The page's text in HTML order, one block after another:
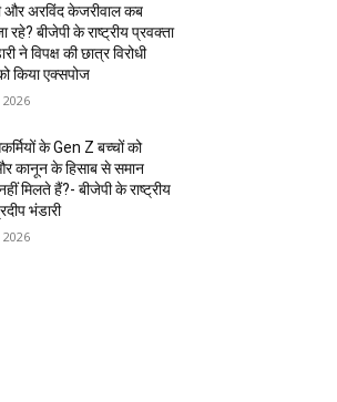
और अरविंद केजरीवाल कब
बीजेपी के राष्ट्रीय प्रवक्ता
ने विपक्ष की छात्र विरोधी
किया एक्सपोज
के Gen Z बच्चों को
कानून के हिसाब से समान
मिलते हैं?- बीजेपी के राष्ट्रीय
भंडारी